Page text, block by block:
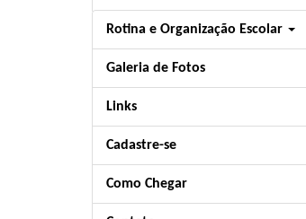
Rotina e Organização Escolar
Galeria de Fotos
Links
Cadastre-se
Como Chegar